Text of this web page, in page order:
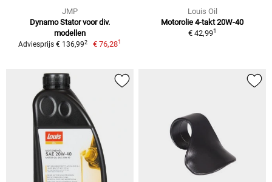
JMP
Dynamo Stator voor div.
modellen
Adviesprijs € 136,992 € 76,281
Louis Oil
Motorolie 4-takt 20W-40
€ 42,991